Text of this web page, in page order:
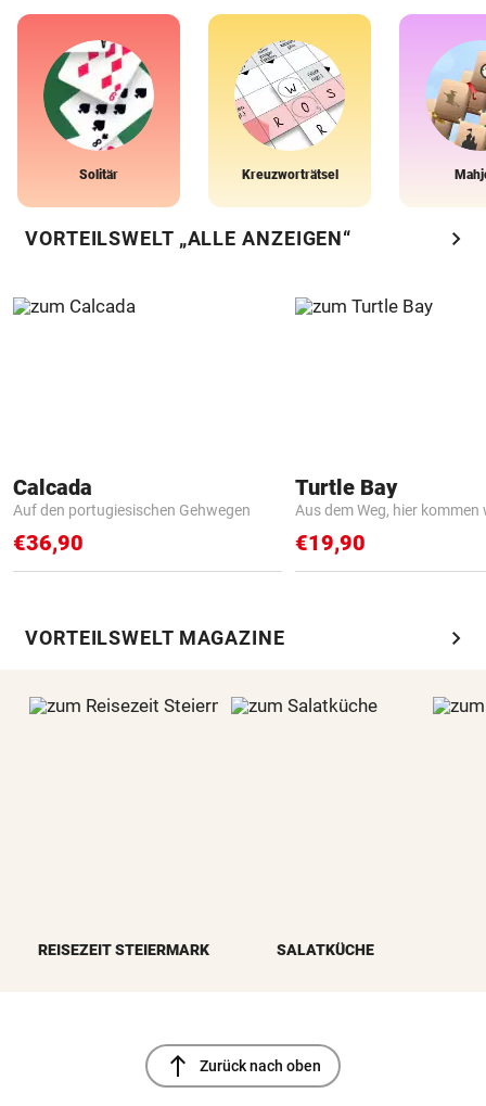
Solitär Kreuzworträtsel
VORTEILSWELT „ALLE ANZEIGEN“ chevron_right
Calcada
Auf den portugiesischen Gehwegen
€36,90
Turtle Bay
Aus dem Weg, hier kommen
€19,90
VORTEILSWELT MAGAZINE chevron_right
REISEZEIT STEIERMARK SALATKÜCHE
north Zurück nach oben